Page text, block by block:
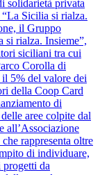
solidarietà privata
Sicilia si rialza.
il Gruppo
si rialza. Insieme”,
siciliani tra cui
Corolla di
5% del valore dei
della Coop Card
di
aree colpite dal
all’Associazione
rappresenta oltre
di individuare,
da